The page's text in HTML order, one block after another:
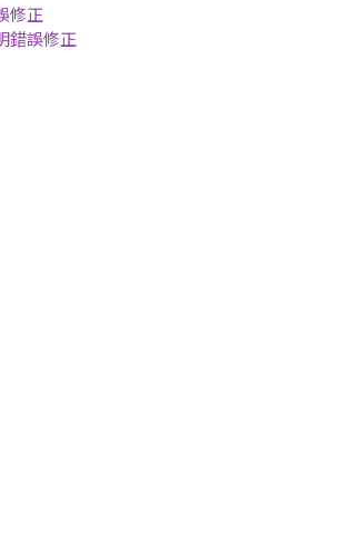
修正
錯誤修正